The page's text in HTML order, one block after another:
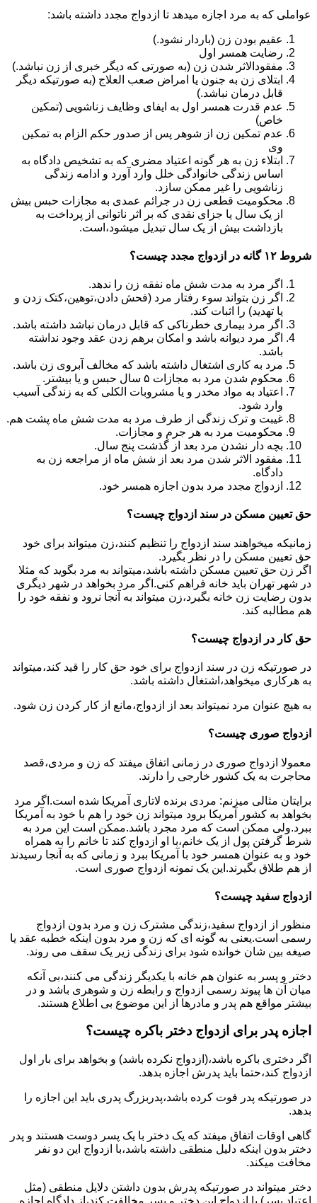
عواملی که به مرد اجازه میدهد تا ازدواج مجدد داشته باشد:
عقیم بودن زن (باردار نشود.)
رضایت همسر اول
مفقودالاثر شدن زن (به صورتی که دیگر خبری از زن نباشد.)
ابتلای زن به جنون یا امراض صعب العلاج (به صورتیکه دیگر
قابل درمان نباشد.)
عدم قدرت همسر اول به ایفای وظایف زناشویی (تمکین
خاص)
عدم تمکین زن از شوهر پس از صدور حکم الزام به تمکین
وی
ابتلاء زن به هر گونه اعتیاد مضری که به تشخیص دادگاه به
اساس زندگی خانوادگی خلل وارد آورد و ادامه زندگی
زناشویی را غیر ممکن سازد.
محکومیت قطعی زن در جرائم عمدی به مجازات حبس بیش
از یک سال یا جزای نقدی که بر اثر ناتوانی از پرداخت به
بازداشت بیش از یک سال تبدیل می‎شود،است.
شروط ۱۲ گانه در ازدواج مجدد چیست؟
اگر مرد به مدت شش ماه نفقه زن را ندهد.
اگر زن بتواند سوء رفتار مرد (فحش دادن،توهین،کتک زدن و
یا تهدید) را اثبات کند.
اگر مرد بیماری خطرناکی که قابل درمان نباشد داشته باشد.
اگر مرد دیوانه باشد و امکان برهم زدن عقد وجود نداشته
باشد.
مرد به کاری اشتغال داشته باشد که مخالف آبروی زن باشد.
محکوم شدن مرد به مجازات ۵ سال حبس و یا بیشتر.
اعتیاد به مواد مخدر و یا مشروبات الکلی که به زندگی آسیب
وارد شود.
غیبت و ترک زندگی از طرف مرد به مدت شش ماه پشت هم.
محکومیت مرد به هر جرم و مجازات.
بچه دار نشدن مرد بعد از گذشت پنج سال.
مفقود الاثر شدن مرد بعد از شش ماه از مراجعه زن به
دادگاه.
ازدواج مجدد مرد بدون اجازه همسر خود.
حق تعیین مسکن در سند ازدواج چیست؟
زمانیکه میخواهند سند ازدواج را تنظیم کنند،زن میتواند برای خود
حق تعیین مسکن را در نظر بگیرد.
اگر زن حق تعیین مسکن داشته باشد،میتواند به مرد بگوید که مثلا
در شهر تهران باید خانه فراهم کنی.اگر مرد بخواهد در شهر دیگری
بدون رضایت زن خانه بگیرد،زن میتواند به آنجا نرود و نفقه خود را
هم مطالبه کند.
حق کار در ازدواج چیست؟
در صورتیکه زن در سند ازدواج برای خود حق کار را قید کند،میتواند
به هرکاری میخواهد،اشتغال داشته باشد.
به هیچ عنوان مرد نمیتواند بعد از ازدواج،مانع از کار کردن زن شود.
ازدواج صوری چیست؟
معمولا ازدواج صوری در زمانی اتفاق میفتد که زن و مردی،قصد
محاجرت به یک کشور خارجی را دارند.
برایتان مثالی میزنم: مردی برنده لاتاری آمریکا شده است.اگر مرد
بخواهد به کشور آمریکا برود میتواند زن خود را هم با خود به آمریکا
ببرد.ولی ممکن است که مرد مجرد باشد.ممکن است این مرد به
شرط گرفتن پول از یک خانم،با او ازدواج کند تا خانم را به همراه
خود و به عنوان همسر خود با آمریکا ببرد و زمانی که به آنجا رسیدند
از هم طلاق بگیرند.این یک نمونه ازدواج صوری است.
ازدواج سفید چیست؟
منظور از ازدواج سفید،زندگی مشترک زن و مرد بدون ازدواج
رسمی است.یعنی به گونه ای که زن و مرد بدون اینکه خطبه عقد یا
صیغه بین شان خوانده شود برای زندگی زیر یک سقف می روند.
دختر و پسر به عنوان هم خانه با یکدیگر زندگی می کنند،بی آنکه
میان آن ها پیوند رسمی ازدواج و رابطه زن و شوهری باشد و در
بیشتر مواقع هم پدر و مادرها از این موضوع بی اطلاع هستند.
اجازه پدر برای ازدواج دختر باکره چیست؟
اگر دختری باکره باشد،(ازدواج نکرده باشد) و بخواهد برای بار اول
ازدواج کند،حتما باید پدرش اجازه بدهد.
در صورتیکه پدر فوت کرده باشد،پدربزرگ پدری باید این اجازه را
بدهد.
گاهی اوقات اتفاق میفتد که یک دختر با یک پسر دوست هستند و پدر
دختر بدون اینکه دلیل منطقی داشته باشد،با ازدواج این دو نفر
مخافت میکند.
دختر میتواند در صورتیکه پدرش بدون داشتن دلایل منطقی (مثل
اعتیاد پسر) با ازدواج این دختر و پسر مخالفت کند،از دادگاه اجازه